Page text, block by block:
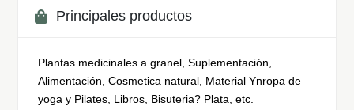
Principales productos
Plantas medicinales a granel, Suplementación,
Alimentación, Cosmetica natural, Material Ynropa de
yoga y Pilates, Libros, Bisuteria? Plata, etc.